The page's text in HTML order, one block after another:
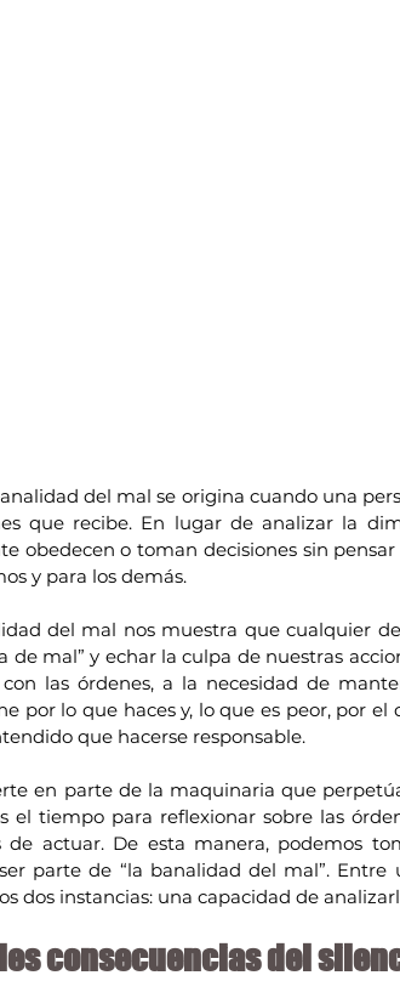
del mal se origina cuando una
que recibe. En lugar de analizar la
obedecen o toman decisiones sin
y para los demás.
del mal nos muestra que cualquier
de mal” y echar la culpa de nuestras
las órdenes, a la necesidad de
por lo que haces y, lo que es peor, por el
que hacerse responsable.
en parte de la maquinaria que
el tiempo para reflexionar sobre las
de actuar. De esta manera, podemos
parte de “la banalidad del mal”.
dos instancias: una capacidad de
consecuencias del